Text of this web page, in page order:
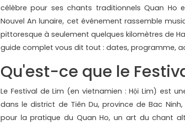
célèbre pour ses chants traditionnels Quan Ho
Nouvel An lunaire, cet événement rassemble
pittoresque à seulement quelques kilomètres de
guide complet vous dit tout : dates, programme,
Qu'est-ce que le
Le Festival de Lim (en vietnamien : Hội Lim) est
dans le district de Tiên Du, province de Bac
pour la pratique du Quan Ho, un art du chant